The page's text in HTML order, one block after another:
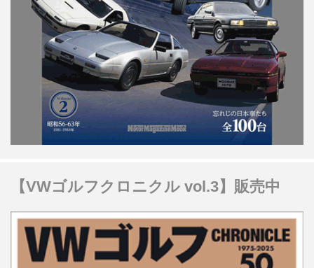
【VWゴルフクロニクル vol.3】販売中